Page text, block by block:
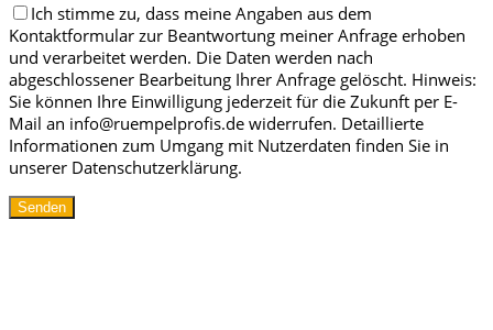
Ich stimme zu, dass meine Angaben aus dem
Kontaktformular zur Beantwortung meiner Anfrage erhoben
und verarbeitet werden. Die Daten werden nach
abgeschlossener Bearbeitung Ihrer Anfrage gelöscht. Hinweis:
Sie können Ihre Einwilligung jederzeit für die Zukunft per E-
Mail an info@ruempelprofis.de widerrufen. Detaillierte
Informationen zum Umgang mit Nutzerdaten finden Sie in
unserer Datenschutzerklärung.